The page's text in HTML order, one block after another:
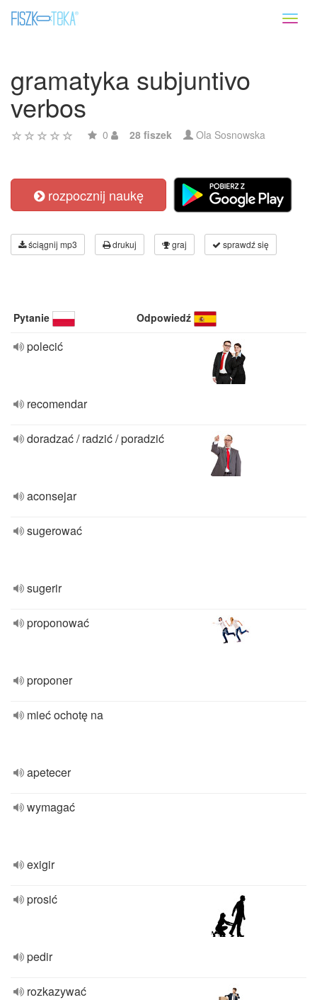
gramatyka subjuntivo
verbos
0 28 fiszek Ola Sosnowska
rozpocznij naukę
ściągnij mp3 drukuj graj sprawdź się
Pytanie Odpowiedź
polecić
recomendar
doradzać / radzić / poradzić
aconsejar
sugerować
sugerir
proponować
proponer
mieć ochotę na
apetecer
wymagać
exigir
prosić
pedir
rozkazywać